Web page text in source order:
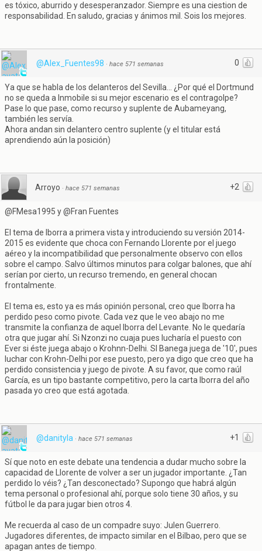
es tóxico, aburrido y desesperanzador. Siempre es una ciestion de
responsabilidad. En saludo, gracias y ánimos mil. Sois los mejores.
0
@Alex_Fuentes98 · hace 571 semanas
Ya que se habla de los delanteros del Sevilla... ¿Por qué el Dortmund
no se queda a Inmobile si su mejor escenario es el contragolpe?
Pase lo que pase, como recurso y suplente de Aubameyang,
también les servía.
Ahora andan sin delantero centro suplente (y el titular está
aprendiendo aún la posición)
+2
Arroyo · hace 571 semanas
@FMesa1995 y @Fran Fuentes
El tema de Iborra a primera vista y introduciendo su versión 2014-
2015 es evidente que choca con Fernando Llorente por el juego
aéreo y la incompatibilidad que personalmente observo con ellos
sobre el campo. Salvo últimos minutos para colgar balones, que ahí
serían por cierto, un recurso tremendo, en general chocan
frontalmente.
El tema es, esto ya es más opinión personal, creo que Iborra ha
perdido peso como pivote. Cada vez que le veo abajo no me
transmite la confianza de aquel Iborra del Levante. No le quedaría
otra que jugar ahí. Si Nzonzi no cuaja pues lucharía el puesto con
Ever si éste juega abajo o Krohnn-Delhi. SI Banega juega de '10', pues
luchar con Krohn-Delhi por ese puesto, pero ya digo que creo que ha
perdido consistencia y juego de pivote. A su favor, que como raúl
García, es un tipo bastante competitivo, pero la carta Iborra del año
pasada yo creo que está agotada.
+1
@danityla · hace 571 semanas
Sí que noto en este debate una tendencia a dudar mucho sobre la
capacidad de Llorente de volver a ser un jugador importante. ¿Tan
perdido lo véis? ¿Tan desconectado? Supongo que habrá algún
tema personal o profesional ahí, porque solo tiene 30 años, y su
fútbol le da para jugar bien otros 4.
Me recuerda al caso de un compadre suyo: Julen Guerrero.
Jugadores diferentes, de impacto similar en el Bilbao, pero que se
apagan antes de tiempo.